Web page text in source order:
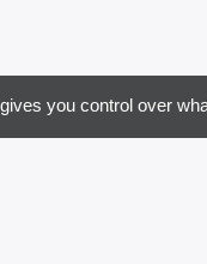
you control over